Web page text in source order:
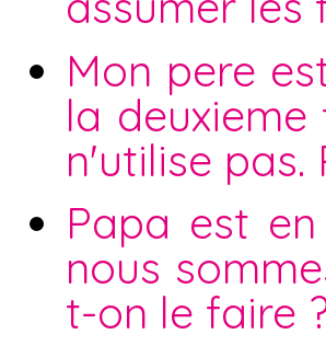
Mon pere
la
n'utilise pas.
Papa est
nous
t-on le faire